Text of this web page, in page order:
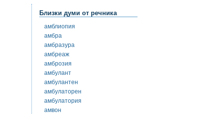
Близки думи от речника
амблиопия
амбра
амбразура
амбреаж
амброзия
амбулант
амбулантен
амбулаторен
амбулатория
амвон